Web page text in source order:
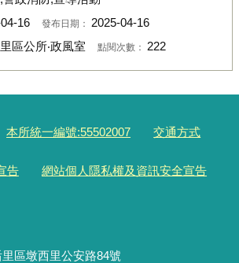
16 發布日期： 2025-04-16
區公所‧政風室 點閱次數： 222
本所統一編號:55502007 交通方式
告 網站個人隱私權及資訊安全宣告
區墩西里公安路84號